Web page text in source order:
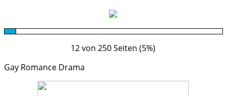
12 von 250 Seiten (5%)
Gay Romance Drama